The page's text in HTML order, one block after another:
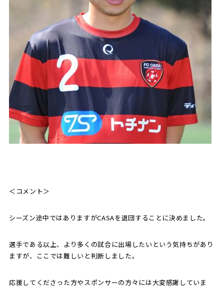
＜コメント＞
シーズン途中ではありますがCASAを退団することに決めました。
選手である以上、より多くの試合に出場したいという気持ちがあり
ますが、ここでは難しいと判断しました。
応援してくださった方やスポンサーの方々には大変感謝していま